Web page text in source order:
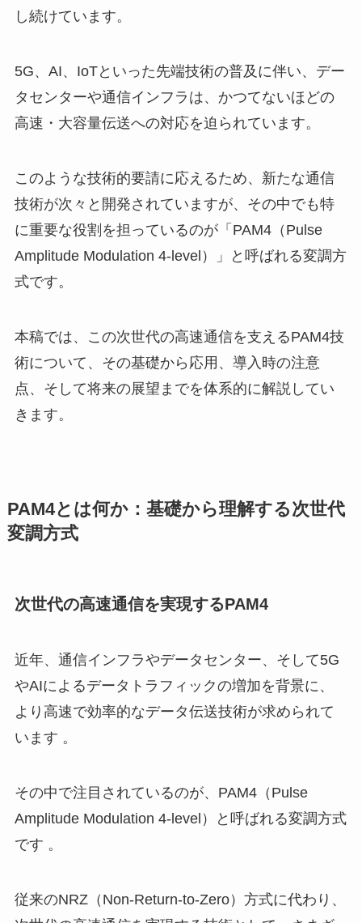
し続けています。
5G、AI、IoTといった先端技術の普及に伴い、デー
タセンターや通信インフラは、かつてないほどの
高速・大容量伝送への対応を迫られています。
このような技術的要請に応えるため、新たな通信
技術が次々と開発されていますが、その中でも特
に重要な役割を担っているのが「PAM4（Pulse
Amplitude Modulation 4-level）」と呼ばれる変調方
式です。
本稿では、この次世代の高速通信を支えるPAM4技
術について、その基礎から応用、導入時の注意
点、そして将来の展望までを体系的に解説してい
きます。
PAM4とは何か：基礎から理解する次世代
変調方式
次世代の高速通信を実現するPAM4
近年、通信インフラやデータセンター、そして5G
やAIによるデータトラフィックの増加を背景に、
より高速で効率的なデータ伝送技術が求められて
います 。
その中で注目されているのが、PAM4（Pulse
Amplitude Modulation 4-level）と呼ばれる変調方式
です 。
従来のNRZ（Non-Return-to-Zero）方式に代わり、